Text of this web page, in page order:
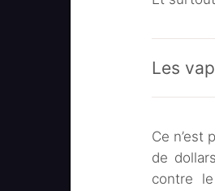
Les
Ce n’est
de
contre